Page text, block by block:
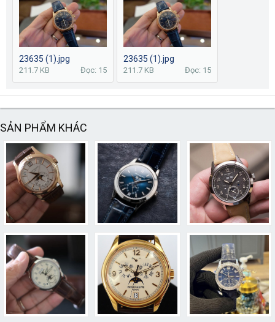
23635 (1).jpg
211.7 KB Đọc: 15
23635 (1).jpg
211.7 KB Đọc: 15
SẢN PHẨM KHÁC